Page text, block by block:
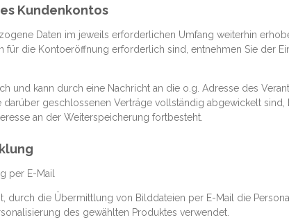
Kundenkontos
Daten im jeweils erforderlichen Umfang weiterhin
für die Kontoeröffnung erforderlich sind, entnehmen Sie der
und kann durch eine Nachricht an die o.g. Adresse des
geschlossenen Verträge vollständig abgewickelt
an der Weiterspeicherung fortbesteht.
per E-Mail
durch die Übermittlung von Bilddateien per E-Mail die
des gewählten Produktes verwendet.